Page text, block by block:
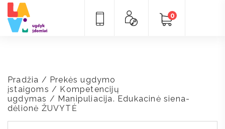
0
Pradžia / Prekės ugdymo
įstaigoms / Kompetencijų
ugdymas / Manipuliacija. Edukacinė siena-
dėlionė ŽUVYTĖ